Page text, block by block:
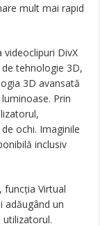
mult mai rapid
videoclipuri DivX
tehnologie 3D,
3D avansată
Prin
ochi. Imaginile
inclusiv
funcția Virtual
adăugând un